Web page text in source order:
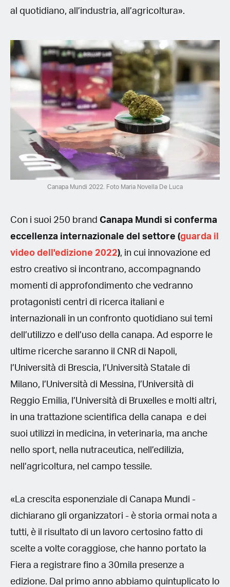
al quotidiano, all’industria, all’agricoltura».
Canapa Mundi 2022. Foto Maria Novella De Luca
Con i suoi 250 brand Canapa Mundi si conferma
eccellenza internazionale del settore (guarda il
video dell'edizione 2022), in cui innovazione ed
estro creativo si incontrano, accompagnando
momenti di approfondimento che vedranno
protagonisti centri di ricerca italiani e
internazionali in un confronto quotidiano sui temi
dell’utilizzo e dell’uso della canapa. Ad esporre le
ultime ricerche saranno il CNR di Napoli,
l’Università di Brescia, l’Università Statale di
Milano, l’Università di Messina, l’Università di
Reggio Emilia, l’Università di Bruxelles e molti altri,
in una trattazione scientifica della canapa e dei
suoi utilizzi in medicina, in veterinaria, ma anche
nello sport, nella nutraceutica, nell’edilizia,
nell’agricoltura, nel campo tessile.
«La crescita esponenziale di Canapa Mundi -
dichiarano gli organizzatori - è storia ormai nota a
tutti, è il risultato di un lavoro certosino fatto di
scelte a volte coraggiose, che hanno portato la
Fiera a registrare fino a 30mila presenze a
edizione. Dal primo anno abbiamo quintuplicato lo